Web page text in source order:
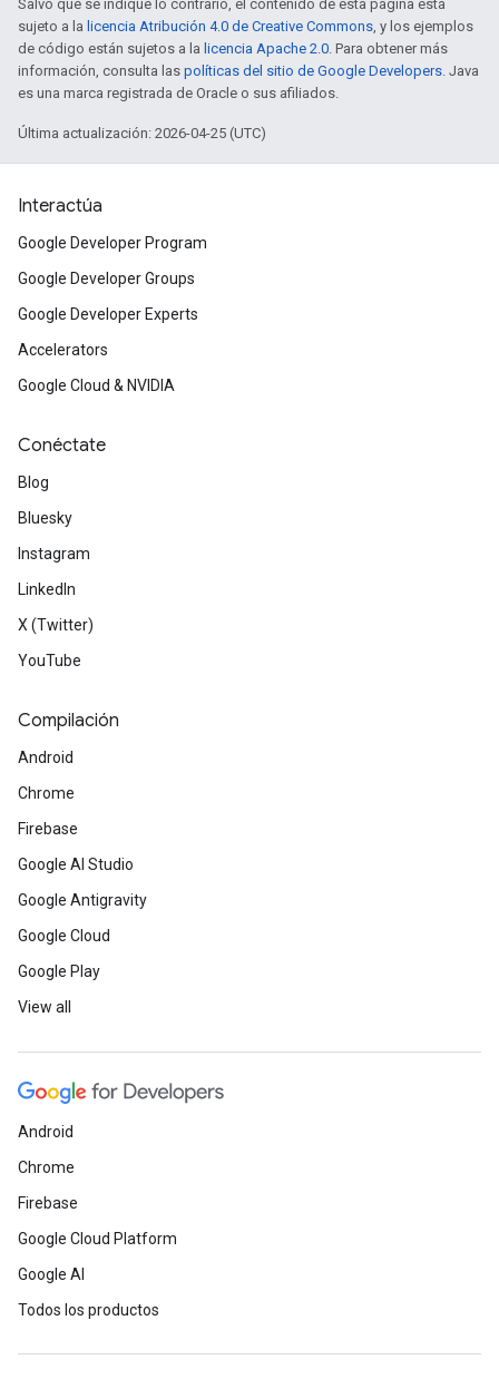
Salvo que se indique lo contrario, el contenido de esta página está
sujeto a la licencia Atribución 4.0 de Creative Commons, y los ejemplos
de código están sujetos a la licencia Apache 2.0. Para obtener más
información, consulta las políticas del sitio de Google Developers. Java
es una marca registrada de Oracle o sus afiliados.
Última actualización: 2026-04-25 (UTC)
Interactúa
Google Developer Program
Google Developer Groups
Google Developer Experts
Accelerators
Google Cloud & NVIDIA
Conéctate
Blog
Bluesky
Instagram
LinkedIn
X (Twitter)
YouTube
Compilación
Android
Chrome
Firebase
Google AI Studio
Google Antigravity
Google Cloud
Google Play
View all
Android
Chrome
Firebase
Google Cloud Platform
Google AI
Todos los productos